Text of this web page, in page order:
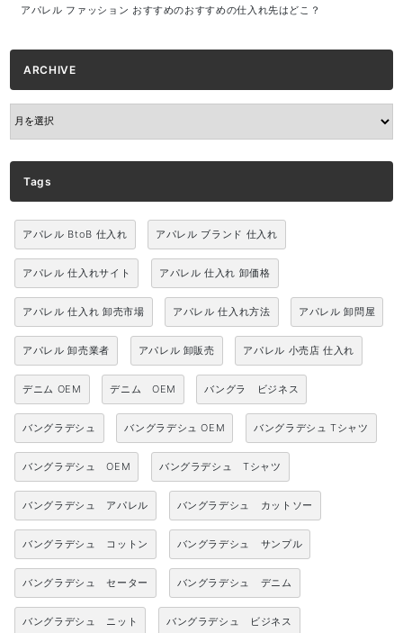
アパレル ファッション おすすめのおすすめの仕入れ先はどこ？
ARCHIVE
ARCHIVE
Tags
アパレル BtoB 仕入れ アパレル ブランド 仕入れ
アパレル 仕入れサイト アパレル 仕入れ 卸価格
アパレル 仕入れ 卸売市場 アパレル 仕入れ方法 アパレル 卸問屋
アパレル 卸売業者 アパレル 卸販売 アパレル 小売店 仕入れ
デニム OEM デニム OEM バングラ ビジネス
バングラデシュ バングラデシュ OEM バングラデシュ Tシャツ
バングラデシュ OEM バングラデシュ Tシャツ
バングラデシュ アパレル バングラデシュ カットソー
バングラデシュ コットン バングラデシュ サンプル
バングラデシュ セーター バングラデシュ デニム
バングラデシュ ニット バングラデシュ ビジネス